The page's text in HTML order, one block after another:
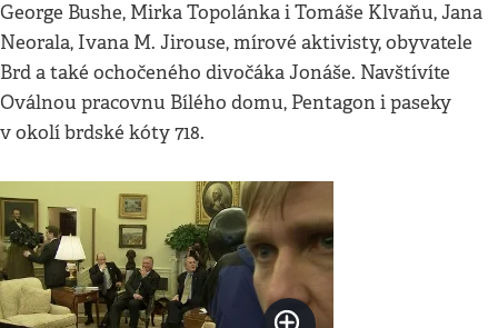
George Bushe, Mirka Topolánka i Tomáše Klvaňu, Jana
Neorala, Ivana M. Jirouse, mírové aktivisty, obyvatele
Brd a také ochočeného divočáka Jonáše. Navštívíte
Oválnou pracovnu Bílého domu, Pentagon i paseky
v okolí brdské kóty 718.